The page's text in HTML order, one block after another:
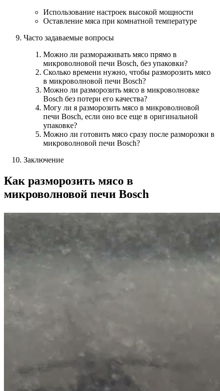
Использование настроек высокой мощности
Оставление мяса при комнатной температуре
Часто задаваемые вопросы
Можно ли размораживать мясо прямо в
микроволновой печи Bosch, без упаковки?
Сколько времени нужно, чтобы разморозить мясо
в микроволновой печи Bosch?
Можно ли разморозить мясо в микроволновке
Bosch без потери его качества?
Могу ли я разморозить мясо в микроволновой
печи Bosch, если оно все еще в оригинальной
упаковке?
Можно ли готовить мясо сразу после разморозки в
микроволновой печи Bosch?
Заключение
Как разморозить мясо в
микроволновой печи Bosch